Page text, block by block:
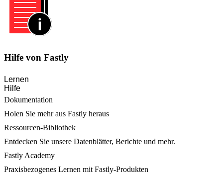
Hilfe von Fastly
Lernen
Hilfe
Dokumentation
Holen Sie mehr aus Fastly heraus
Ressourcen-Bibliothek
Entdecken Sie unsere Datenblätter, Berichte und mehr.
Fastly Academy
Praxisbezogenes Lernen mit Fastly-Produkten